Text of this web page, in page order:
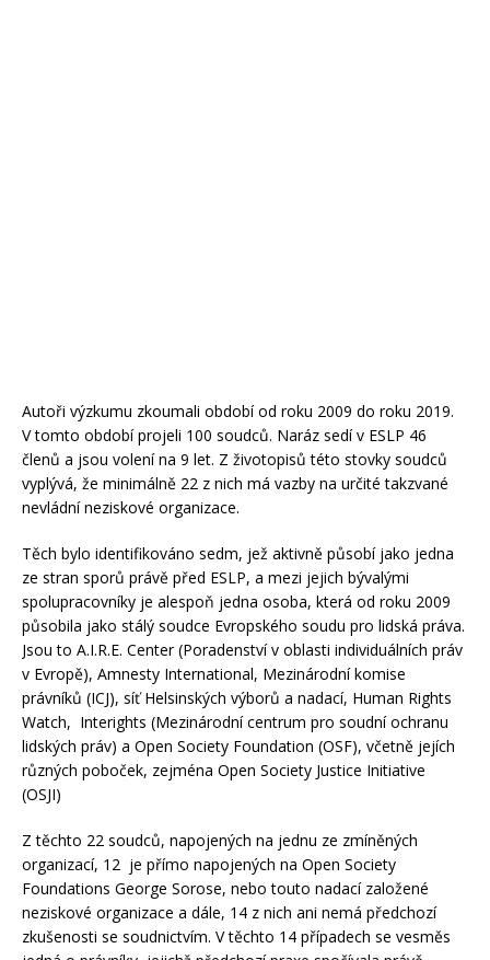
Autoři výzkumu zkoumali období od roku 2009 do roku 2019.
V tomto období projeli 100 soudců. Naráz sedí v ESLP 46
členů a jsou volení na 9 let. Z životopisů této stovky soudců
vyplývá, že minimálně 22 z nich má vazby na určité takzvané
nevládní neziskové organizace.
Těch bylo identifikováno sedm, jež aktivně působí jako jedna
ze stran sporů právě před ESLP, a mezi jejich bývalými
spolupracovníky je alespoň jedna osoba, která od roku 2009
působila jako stálý soudce Evropského soudu pro lidská práva.
Jsou to A.I.R.E. Center (Poradenství v oblasti individuálních práv
v Evropě), Amnesty International, Mezinárodní komise
právníků (ICJ), síť Helsinských výborů a nadací, Human Rights
Watch, Interights (Mezinárodní centrum pro soudní ochranu
lidských práv) a Open Society Foundation (OSF), včetně jejích
různých poboček, zejména Open Society Justice Initiative
(OSJI)
Z těchto 22 soudců, napojených na jednu ze zmíněných
organizací, 12 je přímo napojených na Open Society
Foundations George Sorose, nebo touto nadací založené
neziskové organizace a dále, 14 z nich ani nemá předchozí
zkušenosti se soudnictvím. V těchto 14 případech se vesměs